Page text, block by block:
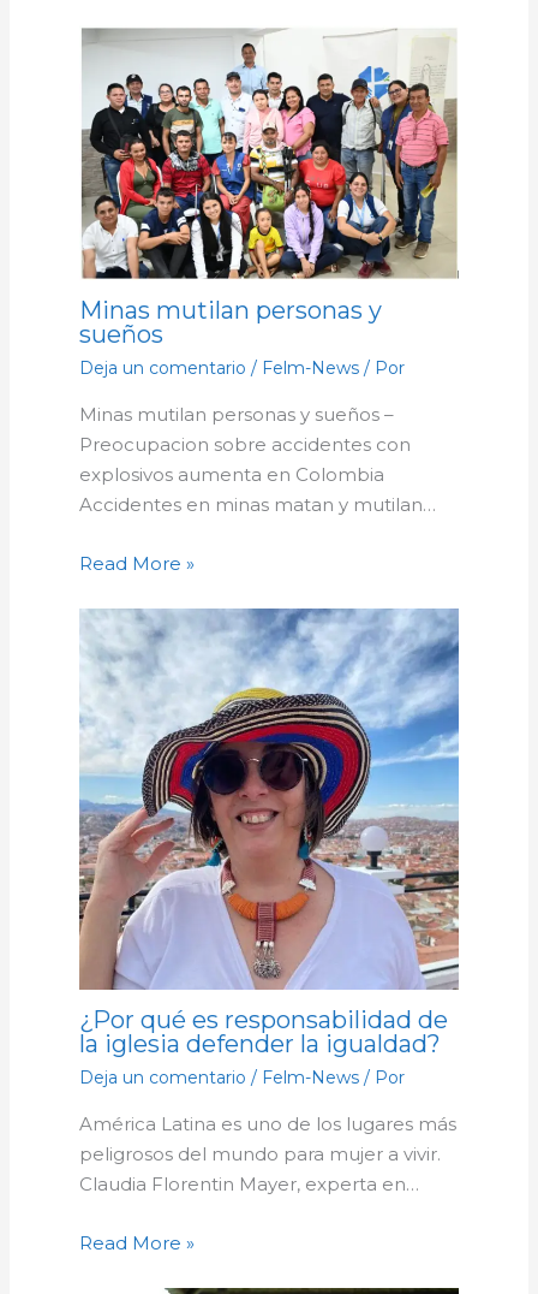
Minas mutilan personas y
sueños
Deja un comentario / Felm-News/ Por
Minas mutilan personas y sueños –
Preocupacion sobre accidentes con
explosivos aumenta en Colombia
Accidentes en minas matan y mutilan…
Read More »
¿Por qué es responsabilidad de
la iglesia defender la igualdad?
Deja un comentario / Felm-News/ Por
América Latina es uno de los lugares más
peligrosos del mundo para mujer a vivir.
Claudia Florentin Mayer, experta en…
Read More »